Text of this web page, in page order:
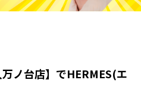
万ノ台店】でHERMES(エ